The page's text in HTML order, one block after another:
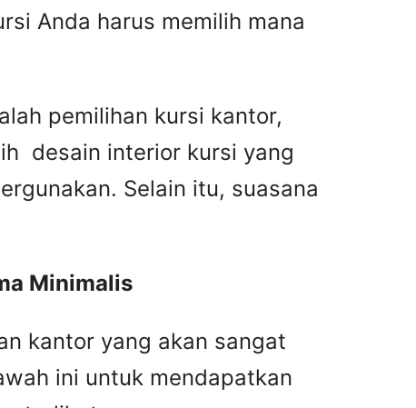
Anda harus memilih mana
pemilihan kursi kantor,
desain interior kursi yang
Selain itu, suasana
Minimalis
kantor yang akan sangat
ini untuk mendapatkan